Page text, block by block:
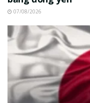
07/08/2026